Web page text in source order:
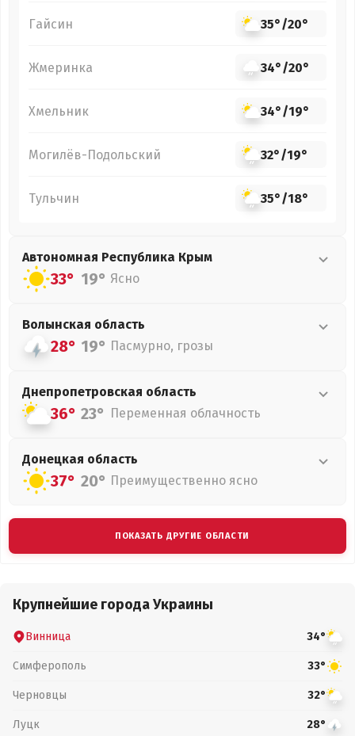
Гайсин 35°/20°
Жмеринка 34°/20°
Хмельник 34°/19°
Могилёв-Подольский 32°/19°
Тульчин 35°/18°
Автономная Республика Крым
33° 19° Ясно
Волынская область
28° 19° Пасмурно, грозы
Днепропетровская область
36° 23° Переменная облачность
Донецкая область
37° 20° Преимущественно ясно
ПОКАЗАТЬ ДРУГИЕ ОБЛАСТИ
Крупнейшие города Украины
Винница 34°
Симферополь 33°
Черновцы 32°
Луцк 28°